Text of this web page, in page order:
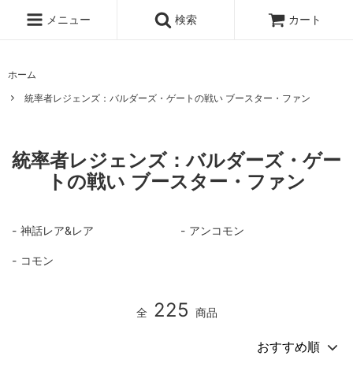
メニュー 検索 カート
ホーム
統率者レジェンズ：バルダーズ・ゲートの戦い ブースター・ファン
統率者レジェンズ：バルダーズ・ゲー
トの戦い ブースター・ファン
神話レア&レア アンコモン
コモン
全 225 商品